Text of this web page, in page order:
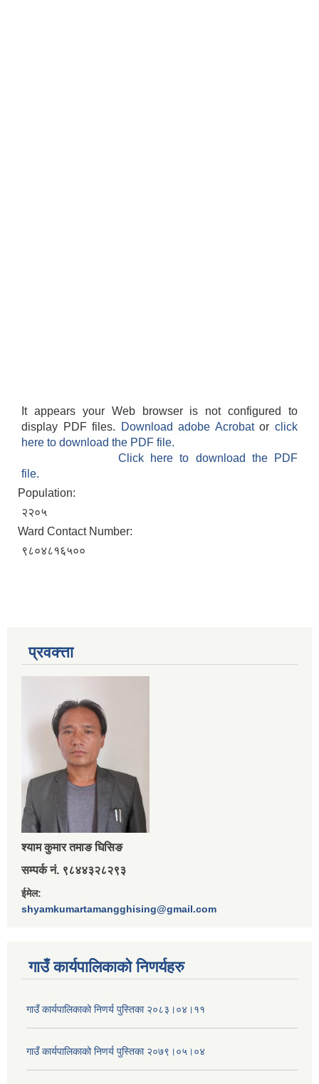
It appears your Web browser is not configured to
display PDF files.
Download adobe Acrobatorclick
here to download the PDF file.
Click here to download the PDF
file.
Population:
२२०५
Ward Contact Number:
९८०४८१६५००
प्रवक्त्ता
श्‍याम कुमार तमाङ घिसिङ
सम्पर्क नं. ९८४४३२८२९३
ईमेल:
shyamkumartamangghising@gmail.com
गाउँ कार्यपालिकाकाे निणर्यहरु
गाउँ कार्यपालिकाको निणर्य पुस्तिका २०८३।०४।११
गाउँ कार्यपालिकाको निणर्य पुस्तिका २०७९।०५।०४